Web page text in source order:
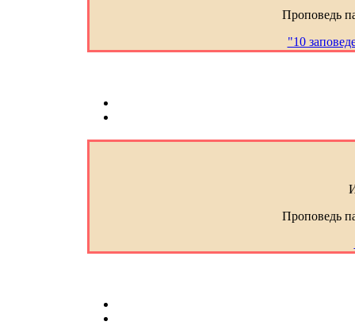
Проповедь
"10
Проповедь